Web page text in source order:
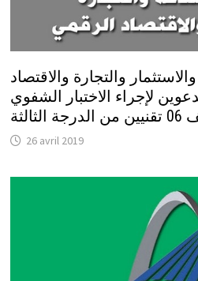
والتجارة والاقتصاد
لإجراء الاختبار الشفوي
26 avril 2019